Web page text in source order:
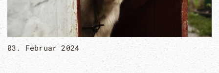
03. Februar 2024